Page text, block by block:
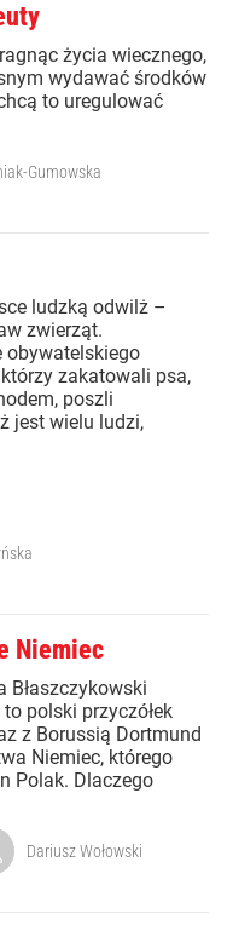
życia wiecznego,
wydawać środków
to uregulować
Gumowska
ludzką odwilż –
zwierząt.
obywatelskiego
zakatowali psa,
poszli
jest wielu ludzi,
Niemiec
Błaszczykowski
polski przyczółek
z Borussią Dortmund
Niemiec, którego
Polak. Dlaczego
Dariusz Wołowski